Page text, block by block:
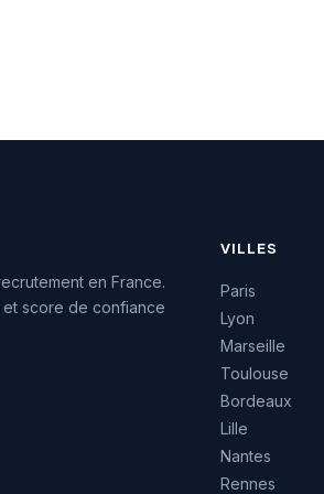
en France.
et score de confiance
VILLES
Paris
Lyon
Marseille
Toulouse
Bordeaux
Lille
Nantes
Rennes